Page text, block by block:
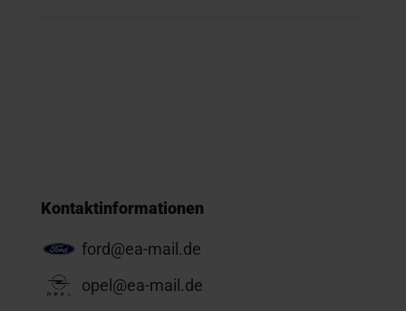
Kontaktinformationen
ford@ea-mail.de
opel@ea-mail.de